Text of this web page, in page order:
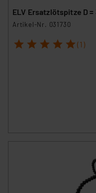
ELV Ersatzlötspitze D
Artikel-Nr. 031730
1 2 3 4 5 (1)